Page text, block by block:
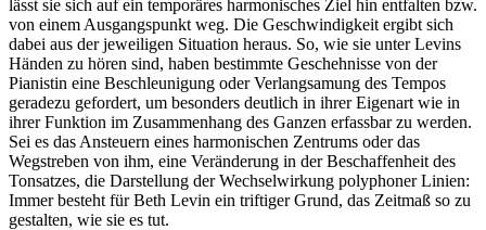
lässt sie sich auf ein temporäres harmonisches Ziel hin entfalten bzw.
von einem Ausgangspunkt weg. Die Geschwindigkeit ergibt sich
dabei aus der jeweiligen Situation heraus. So, wie sie unter Levins
Händen zu hören sind, haben bestimmte Geschehnisse von der
Pianistin eine Beschleunigung oder Verlangsamung des Tempos
geradezu gefordert, um besonders deutlich in ihrer Eigenart wie in
ihrer Funktion im Zusammenhang des Ganzen erfassbar zu werden.
Sei es das Ansteuern eines harmonischen Zentrums oder das
Wegstreben von ihm, eine Veränderung in der Beschaffenheit des
Tonsatzes, die Darstellung der Wechselwirkung polyphoner Linien:
Immer besteht für Beth Levin ein triftiger Grund, das Zeitmaß so zu
gestalten, wie sie es tut.